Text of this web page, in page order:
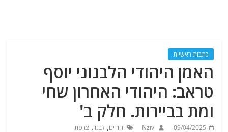
כתבות ראשיות
האמן היהודי הלבנוני יוסף
טראב: היהודי האחרון שחי
ומת בביירות. חלק ב'
09/04/2025
Nziv יהודים, לבנון, צרפת